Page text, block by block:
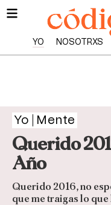
YO NOSOTRXS
Yo Mente
Querido
Año
Querido 2016, no
que me traigas lo que